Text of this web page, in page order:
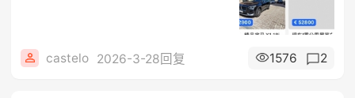
castelo 2026-3-28回复 1576 2